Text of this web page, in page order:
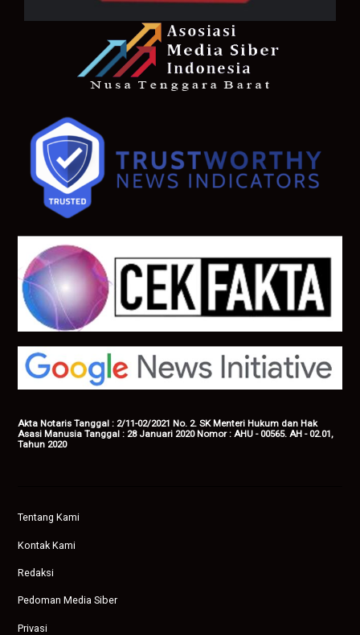
Akta Notaris Tanggal : 2/11-02/2021 No. 2. SK Menteri Hukum dan Hak
Asasi Manusia Tanggal : 28 Januari 2020 Nomor : AHU - 00565. AH - 02.01,
Tahun 2020
Tentang Kami
Kontak Kami
Redaksi
Pedoman Media Siber
Privasi